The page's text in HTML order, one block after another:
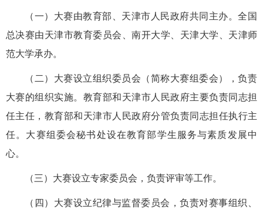
（一）大赛由教育部、天津市人民政府共同主办。全国
总决赛由天津市教育委员会、南开大学、天津大学、天津师
范大学承办。
（二）大赛设立组织委员会（简称大赛组委会），负责
大赛的组织实施。教育部和天津市人民政府主要负责同志担
任主任，教育部和天津市人民政府分管负责同志担任执行主
任。大赛组委会秘书处设在教育部学生服务与素质发展中
心。
（三）大赛设立专家委员会，负责评审等工作。
（四）大赛设立纪律与监督委员会，负责对赛事组织、